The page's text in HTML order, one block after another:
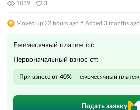
1019 3
Moved up 22 hours ago · Added 3 months ago
Ежемесячный платеж от:
Первоначальный взнос от:
При взносе от 40% — ежемесячный платеж
Подать заявку